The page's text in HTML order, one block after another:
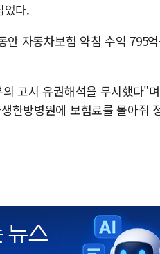
었다.
자동차보험 약침 수익 795
고시 유권해석을 무시했다"
한방병원에 보험료를 몰아줘